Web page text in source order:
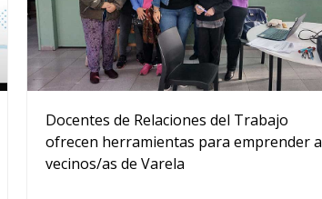
Docentes de Relaciones del Trabajo
ofrecen herramientas para emprender a
vecinos/as de Varela